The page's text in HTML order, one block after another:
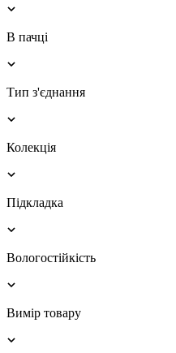
В пачці
Тип з'єднання
Колекція
Підкладка
Вологостійкість
Вимір товару